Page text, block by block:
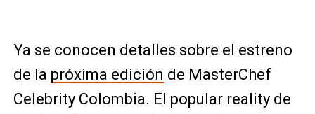
Ya se conocen detalles sobre el estreno
de la próxima edición de MasterChef
Celebrity Colombia. El popular reality de